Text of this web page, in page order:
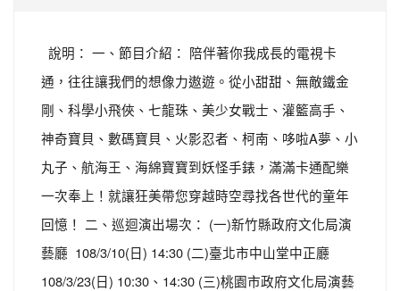
說明： 一、節目介紹： 陪伴著你我成長的電視卡
通，往往讓我們的想像力遨遊。從小甜甜、無敵鐵金
剛、科學小飛俠、七龍珠、美少女戰士、灌籃高手、
神奇寶貝、數碼寶貝、火影忍者、柯南、哆啦A夢、小
丸子、航海王、海綿寶寶到妖怪手錶，滿滿卡通配樂
一次奉上！就讓狂美帶您穿越時空尋找各世代的童年
回憶！ 二、巡迴演出場次： (一)新竹縣政府文化局演
藝廳 108/3/10(日) 14:30 (二)臺北市中山堂中正廳
108/3/23(日) 10:30、14:30 (三)桃園市政府文化局演藝